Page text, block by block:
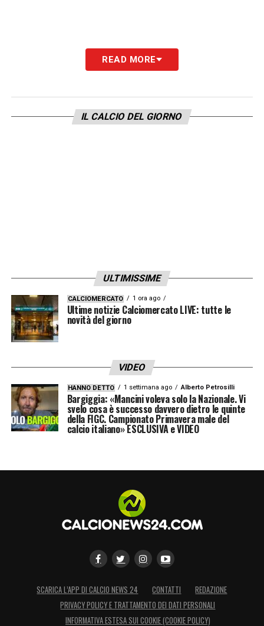
READ MORE
IL CALCIO DEL GIORNO
ULTIMISSIME
CALCIOMERCATO 1 ora ago
Ultime notizie Calciomercato LIVE: tutte le
novità del giorno
VIDEO
HANNO DETTO 1 settimana ago Alberto Petrosilli
Bargiggia: «Mancini voleva solo la Nazionale. Vi
svelo cosa è successo davvero dietro le quinte
della FIGC. Campionato Primavera male del
calcio italiano» ESCLUSIVA e VIDEO
SCARICA L’APP DI CALCIO NEWS 24 CONTATTI
REDAZIONE
PRIVACY POLICY E TRATTAMENTO DEI DATI PERSONALI
INFORMATIVA ESTESA SUI COOKIE (COOKIE POLICY)